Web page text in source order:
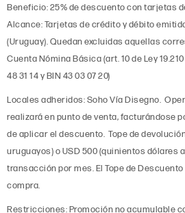
Beneficio: 25% de descuento con tarjetas
Alcance: Tarjetas de crédito y débito
(Uruguay). Quedan excluidas aquellas
Cuenta Nómina Básica (art. 10 de Ley
48 31 14 y BIN 43 03 07 20)
Locales adheridos: Soho Vía Disegno.
realizará en punto de venta, facturándose
de aplicar el descuento. Tope de
uruguayos) o USD 500 (quinientos dólares
transacción por mes. El Tope de
compra.
Restricciones: Promoción no acumulable